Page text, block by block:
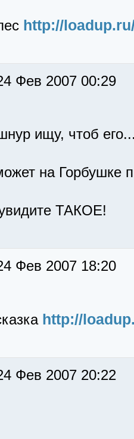
http://
Фев 2007 00:29
ищу, чтоб
на Горбушке
ТАКОЕ!
Фев 2007 18:20
http://
Фев 2007 20:22